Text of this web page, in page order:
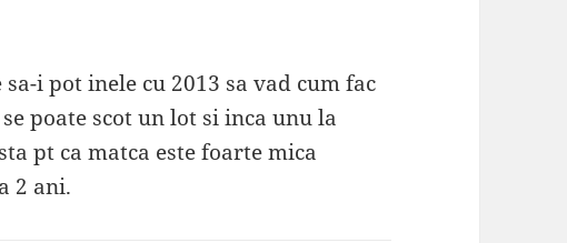
i pot inele cu 2013 sa vad cum fac
poate scot un lot si inca unu la
pt ca matca este foarte mica
2 ani.